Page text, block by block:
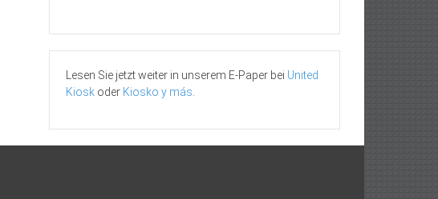
Lesen Sie jetzt weiter in unserem E-Paper bei United
Kiosk oder Kiosko y más